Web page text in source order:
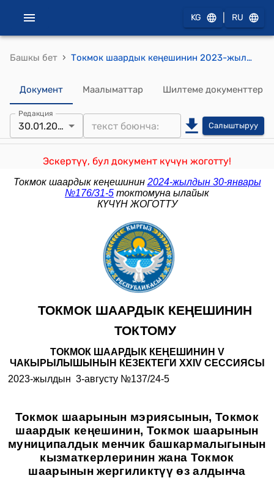
KG RU
Башкы бет › Токмок шаардык кеңешинин 2023-жылдын 3-августу №137/24-5 "Токмок шаарынын мэриясынын, Токмок шаардык кеңешинин, Токмок шаарынын муниципалдык менчик башкармалыгынын кызматкерлеринин жана Токмок шаарынын жергиликтүү өз алдынча башкаруу органдарында тейлеп иштеген кызматкерлердин кызматтык маянасына 25,0 пайыз өлчөмүндө үстөк акыларды бекитүү жөнүндө" токтому
Документ Маалыматтар Шилтеме документтер
Редакция
30.01.2024 Салыштыруу
Эскертүү, бул документ күчүн жоготту!